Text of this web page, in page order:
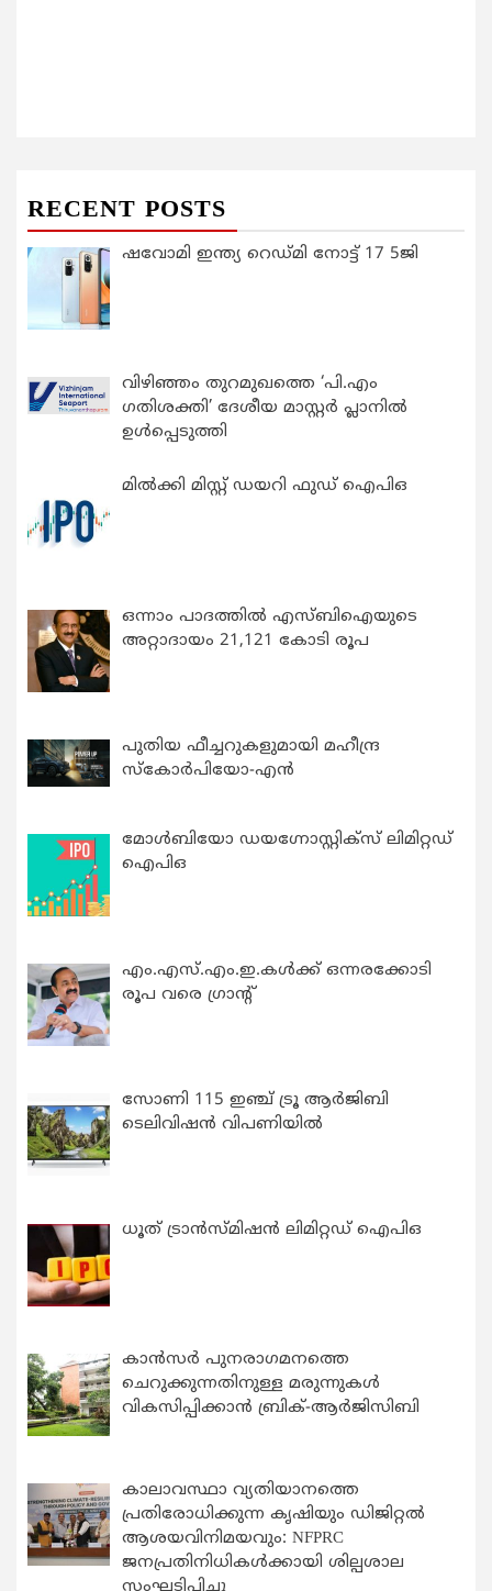
RECENT POSTS
ഷവോമി ഇന്ത്യ റെഡ്മി നോട്ട് 17 5ജി
വിഴിഞ്ഞം തുറമുഖത്തെ ‘പി.എം
ഗതിശക്തി’ ദേശീയ മാസ്റ്റർ പ്ലാനിൽ
ഉൾപ്പെടുത്തി
മിൽക്കി മിസ്റ്റ് ഡയറി ഫുഡ് ഐപിഒ
ഒന്നാം പാദത്തിൽ എസ്ബിഐയുടെ
അറ്റാദായം 21,121 കോടി രൂപ
പുതിയ ഫീച്ചറുകളുമായി മഹീന്ദ്ര
സ്കോർപിയോ-എൻ
മോൾബിയോ ഡയഗ്നോസ്റ്റിക്സ് ലിമിറ്റഡ്
ഐപിഒ
എം.എസ്.എം.ഇ.കൾക്ക് ഒന്നരക്കോടി
രൂപ വരെ ഗ്രാന്റ്
സോണി 115 ഇഞ്ച് ട്രൂ ആർജിബി
ടെലിവിഷൻ വിപണിയിൽ
ധൂത് ട്രാൻസ്മിഷൻ ലിമിറ്റഡ് ഐപിഒ
കാന്‍സര്‍ പുനരാഗമനത്തെ
ചെറുക്കുന്നതിനുള്ള മരുന്നുകള്‍
വികസിപ്പിക്കാന്‍ ബ്രിക്-ആര്‍ജിസിബി
കാലാവസ്ഥാ വ്യതിയാനത്തെ
പ്രതിരോധിക്കുന്ന കൃഷിയും ഡിജിറ്റൽ
ആശയവിനിമയവും: NFPRC
ജനപ്രതിനിധികൾക്കായി ശില്പശാല
സംഘടിപ്പിച്ചു